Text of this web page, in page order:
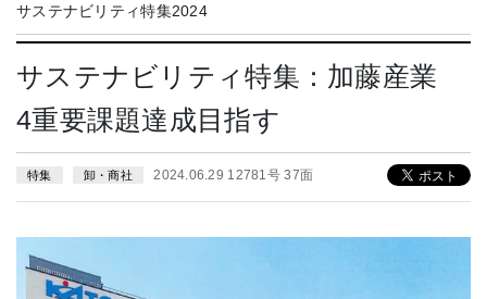
サステナビリティ特集2024
サステナビリティ特集：加藤産業
4重要課題達成目指す
特集 卸・商社 2024.06.29 12781号 37面